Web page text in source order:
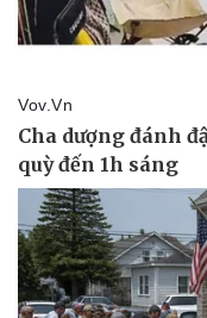
Vụ án
Tin nóng